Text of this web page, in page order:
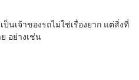
นเจ้าของรถไม่ใช่เรื่องยาก แต่สิ่งที่
อย่างเช่น